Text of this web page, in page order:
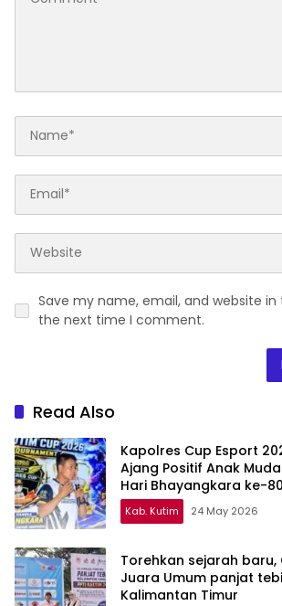
Save my name, email, and website in
the next time I comment.
Read Also
Kapolres Cup Esport
Ajang Positif Anak
Hari Bhayangkara ke-80
Kab. Kutim 24 May 2026
Torehkan sejarah baru,
Juara Umum panjat
Kalimantan Timur